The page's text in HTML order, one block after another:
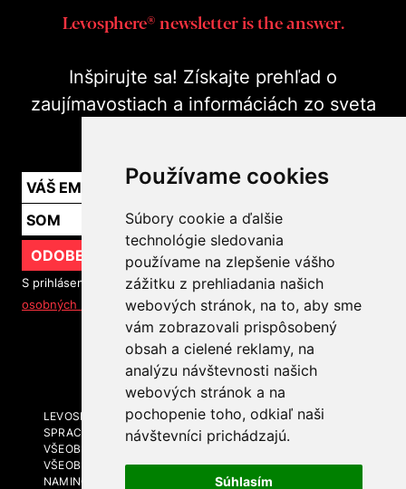
Používame cookies
Súbory cookie a ďalšie
technológie sledovania
používame na zlepšenie vášho
zážitku z prehliadania našich
webových stránok, na to, aby sme
vám zobrazovali prispôsobený
obsah a cielené reklamy, na
analýzu návštevnosti našich
webových stránok a na
pochopenie toho, odkiaľ naši
návštevníci prichádzajú.
Súhlasím
Levosphere® newsletter is the answer.
Inšpirujte sa! Získajte prehľad o
zaujímavostiach a informáciách zo sveta
ODOBERAŤ
S prihlásením na odber noviniek súhlasíte so spracovaním
osobných údajov
SLEDUJTE NÁS
LEVOSPHERE A MÉDIÁ
SPRACOVANIE OSOBNÝCH ÚDAJOV
VŠEOBECNÉ OBCHODNÉ PODMIENKY
VŠEOBECNÉ OBCHODNÉ PODMIENKY - BRANDING A
NAMING